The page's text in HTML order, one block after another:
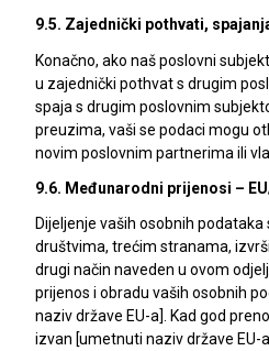
9.5. Zajednički pothvati,
Konačno, ako naš poslovni
u zajednički pothvat s drugim
spaja s drugim poslovnim
preuzima, vaši se podaci mogu
novim poslovnim partnerima ili
9.6. Međunarodni prijenosi –
Dijeljenje vaših osobnih
društvima, trećim stranama,
drugi način naveden u ovom
prijenos i obradu vaših osobnih
naziv države EU-a]. Kad god
izvan [umetnuti naziv države EU-